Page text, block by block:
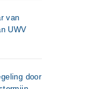
van
UWV
door